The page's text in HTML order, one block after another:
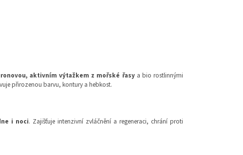
aktivním výtažkem z mořské řasya bio rostlinnými
přirozenou barvu, kontury a hebkost.
i noci. Zajišťuje intenzivní zvláčnění a regeneraci, chrání proti